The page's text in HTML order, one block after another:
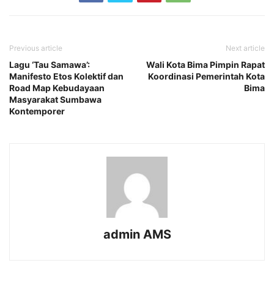
Previous article
Lagu ‘Tau Samawa’:
Manifesto Etos Kolektif dan
Road Map Kebudayaan
Masyarakat Sumbawa
Kontemporer
Next article
Wali Kota Bima Pimpin Rapat
Koordinasi Pemerintah Kota
Bima
admin AMS